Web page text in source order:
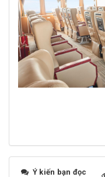
Ý kiến bạn đọc